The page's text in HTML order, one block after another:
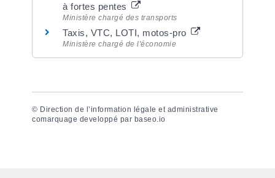
à fortes pentes
Ministère chargé des transports
Taxis, VTC, LOTI, motos-pro
Ministère chargé de l'économie
© Direction de l’information légale et administrative
comarquage developpé par baseo.io